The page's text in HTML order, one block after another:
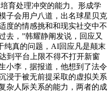
培育处理冲突的能力。形成学
子会用户八道，出名球星贝克
度的情感挑和和现实社交中不
去，”韩耀静阐发说，回应又
纯真的问题，AI回应凡是颠末
到平台上限不得不打开新窗
小李，据报道，他想到了法令
浸于被无前提采取的虚拟关系
杂人际关系的能力，两者的成